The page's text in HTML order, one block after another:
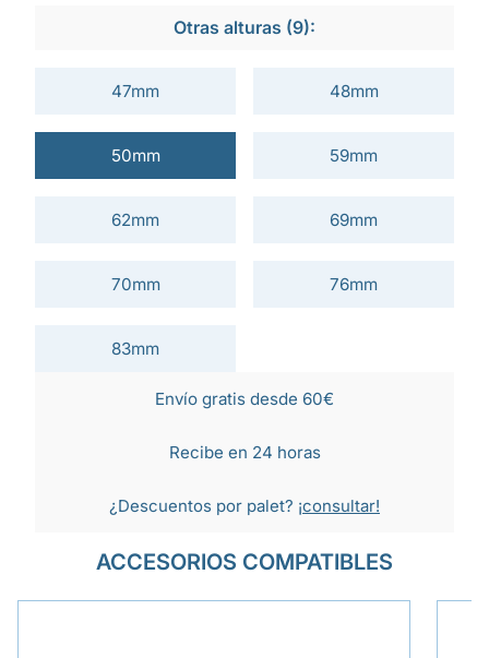
Otras alturas (9):
47mm 48mm
50mm 59mm
62mm 69mm
70mm 76mm
83mm
Envío gratis desde 60€
Recibe en 24 horas
¿Descuentos por palet? ¡consultar!
ACCESORIOS COMPATIBLES